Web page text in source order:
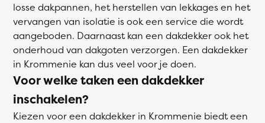
losse dakpannen, het herstellen van lekkages en het
vervangen van isolatie is ook een service die wordt
aangeboden. Daarnaast kan een dakdekker ook het
onderhoud van dakgoten verzorgen. Een dakdekker
in Krommenie kan dus veel voor je doen.
Voor welke taken een dakdekker
inschakelen?
Kiezen voor een dakdekker in Krommenie biedt een